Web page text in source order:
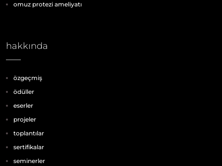
omuz protezi ameliyatı
hakkında
özgeçmiş
ödüller
eserler
projeler
toplantılar
sertifikalar
seminerler